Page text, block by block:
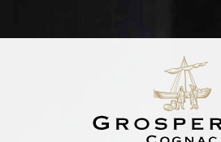
Accueil /